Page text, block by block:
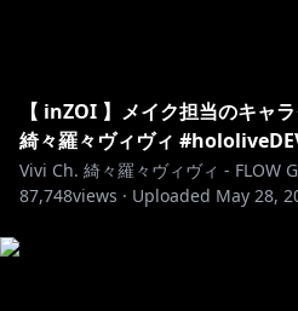
▼お手紙や色紙の送付先はコ
〒173-0003
東京都板橋区加賀1丁目6番1号
ネットデポ新板橋
【 inZOI 】メイク担当のキャ
綺々羅々ヴィヴィ
Vivi Ch. 綺々羅々ヴィヴィ - FLOW
87,748views · Uploaded May 28,